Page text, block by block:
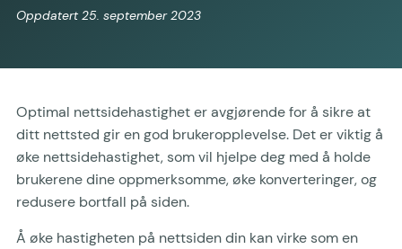
Oppdatert 25. september 2023
Optimal nettsidehastighet er avgjørende for å sikre at
ditt nettsted gir en god brukeropplevelse. Det er viktig å
øke nettsidehastighet, som vil hjelpe deg med å holde
brukerene dine oppmerksomme, øke konverteringer, og
redusere bortfall på siden.
Å øke hastigheten på nettsiden din kan virke som en